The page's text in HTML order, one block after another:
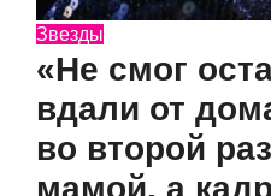
Звезды
«Не смог
вдали от
во второй
мамой, а